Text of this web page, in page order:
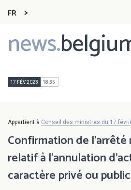
FR
news.
Main
navigation
17 FÉV 2023 18:35
Appartient à Conseil des ministres du 17
Confirmation de
relatif à l’annulation
caractère privé ou public